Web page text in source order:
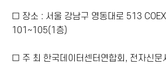
□ 장소 : 서울 강남구 영동대로 513
101~105(1층)
□ 주 최 한국데이터센터연합회, 전자신문